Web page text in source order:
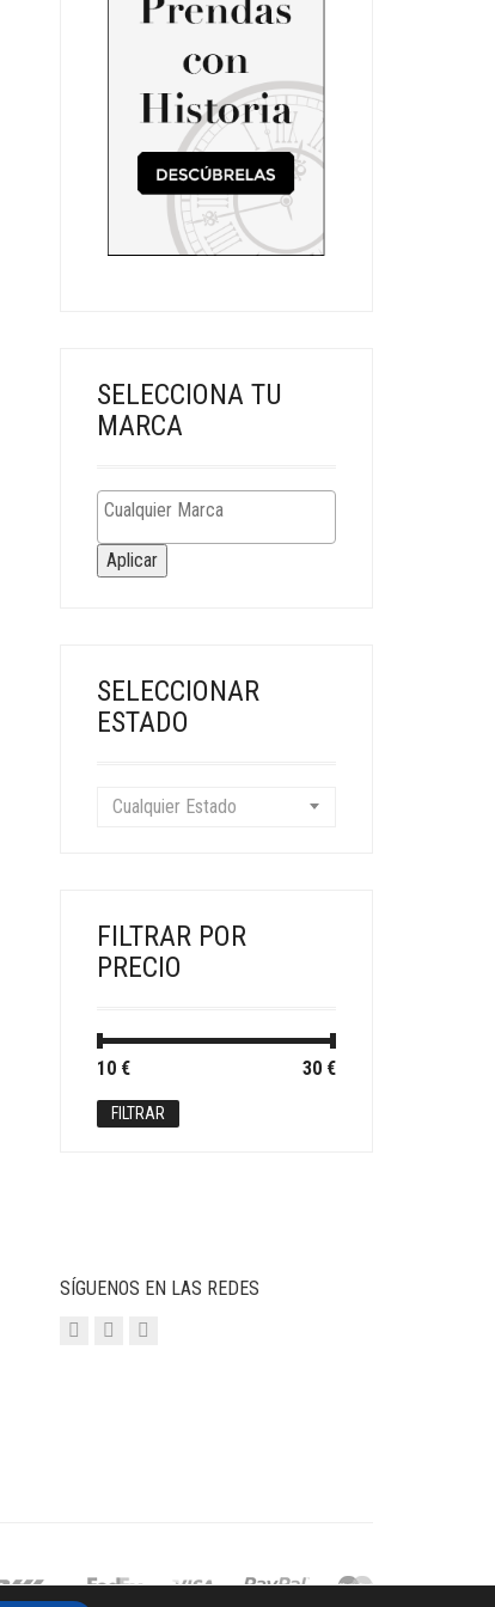
SELECCIONA TU
MARCA
Aplicar
SELECCIONAR
ESTADO
Cualquier Estado
FILTRAR POR
PRECIO
Precio
Precio
FILTRAR
Precio:
10 € 30 €
SÍGUENOS EN LAS REDES